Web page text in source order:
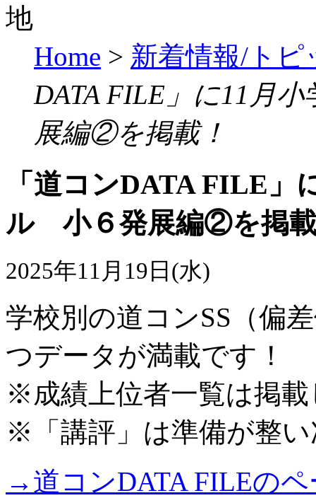
Home > 新着情報/ト
DATA FILE」に11月
展編②を掲載！
「道コンDATA FILE」
ル 小６発展編②を掲
2025年11月19日(水)
学校別の道コンSS（偏
つデータが満載です！
※成績上位者一覧は掲
※「講評」は準備が整
→道コンDATA FILEの